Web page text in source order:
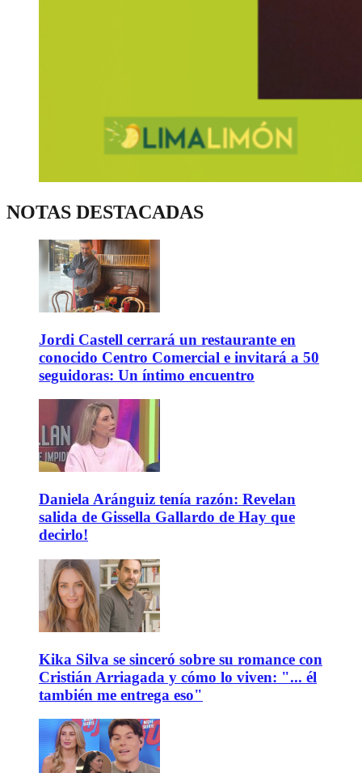
NOTAS DESTACADAS
Jordi Castell cerrará un restaurante en
conocido Centro Comercial e invitará a 50
seguidoras: Un íntimo encuentro
Daniela Aránguiz tenía razón: Revelan
salida de Gissella Gallardo de Hay que
decirlo!
Kika Silva se sinceró sobre su romance con
Cristián Arriagada y cómo lo viven: "... él
también me entrega eso"